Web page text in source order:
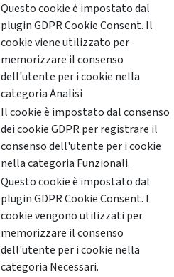
Questo cookie è impostato dal
plugin GDPR Cookie Consent. Il
cookie viene utilizzato per
memorizzare il consenso
dell'utente per i cookie nella
categoria Analisi
Il cookie è impostato dal consenso
dei cookie GDPR per registrare il
consenso dell'utente per i cookie
nella categoria Funzionali.
Questo cookie è impostato dal
plugin GDPR Cookie Consent. I
cookie vengono utilizzati per
memorizzare il consenso
dell'utente per i cookie nella
categoria Necessari.